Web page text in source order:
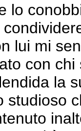
lo
lui mi
con
la
studioso